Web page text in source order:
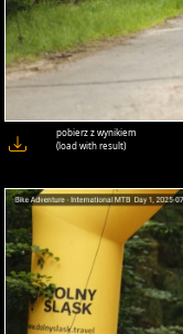
pobierz z wynikiem
(load with result)